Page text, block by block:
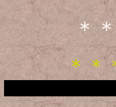
＊
＊＊